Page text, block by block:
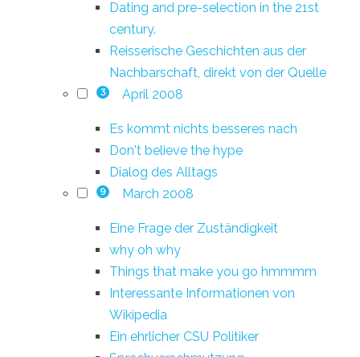
Dating and pre-selection in the 21st
century.
Reisserische Geschichten aus der
Nachbarschaft, direkt von der Quelle
3 April 2008
Es kommt nichts besseres nach
Don't believe the hype
Dialog des Alltags
9 March 2008
Eine Frage der Zuständigkeit
why oh why
Things that make you go hmmmm
Interessante Informationen von
Wikipedia
Ein ehrlicher CSU Politiker